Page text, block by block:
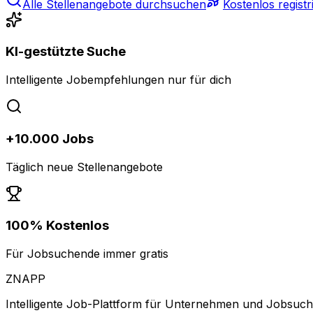
Alle Stellenangebote durchsuchen Kostenlos
KI-gestützte Suche
Intelligente Jobempfehlungen nur für dich
+10.000 Jobs
Täglich neue Stellenangebote
100% Kostenlos
Für Jobsuchende immer gratis
ZNAPP
Intelligente Job-Plattform für Unternehmen und